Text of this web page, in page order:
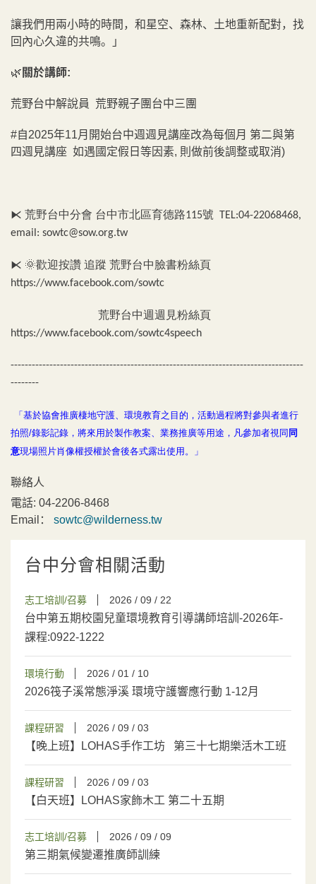
讓我們用兩小時的時間，和星空、森林、土地重新配對，找
回內心久違的共鳴。」
🌿 關於講師:
荒野台中解說員 荒野親子團台中三團
#自2025年11月開始台中週週見講座改為每個月 第二與第
四週見講座 如遇國定假日等因素, 則做前後調整或取消)
⧔ 荒野台中分會 台中市北區育德路115號 TEL:04-22068468,
email: sowtc@sow.org.tw
⧔ 🌞歡迎按讚追蹤 荒野台中臉書粉絲頁
https://www.facebook.com/sowtc
荒野台中週週見粉絲頁
https://www.facebook.com/sowtc4speech
-----------------------------------------------------------------------------------
--------
「基於協會推廣棲地守護、環境教育之目的，活動過程將對參與者進行
拍照/錄影記錄，將來用於製作教案、業務推廣等用途，凡參加者視同同
意現場照片肖像權授權於會後各式露出使用。」
聯絡人
電話: 04-2206-8468
Email： sowtc@wilderness.tw
台中分會相關活動
志工培訓/召募 2026 / 09 / 22
台中第五期校園兒童環境教育引導講師培訓-2026年-
課程:0922-1222
環境行動 2026 / 01 / 10
2026筏子溪常態淨溪 環境守護響應行動 1-12月
課程研習 2026 / 09 / 03
【晚上班】LOHAS手作工坊 第三十七期樂活木工班
課程研習 2026 / 09 / 03
【白天班】LOHAS家飾木工 第二十五期
志工培訓/召募 2026 / 09 / 09
第三期氣候變遷推廣師訓練